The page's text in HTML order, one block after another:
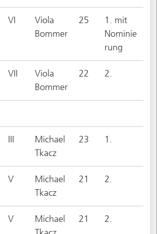
VI
Viola
Bommer
25
1. mit
Nominie
rung
VII
Viola
Bommer
22 2.
III
Michael
Tkacz
23 1.
V
Michael
Tkacz
21 2.
V
Michael
21 2.